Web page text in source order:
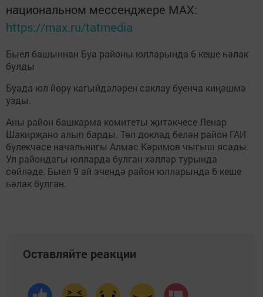
национальном мессенджере MАХ:
https://max.ru/tatmedia
Быел башыннан Буа районы юлларында 6 кеше һәлак
булды
Буада юл йөрү кагыйдәләрен саклау буенча киңәшмә
узды.
Аны район башкарма комитеты җитәкчесе Ленар
Шакирҗано алып барды. Төп доклад белән район ГАИ
бүлекчәсе начальнигы Алмас Кәримов чыгыш ясады.
Ул райондагы юлларда булган хәлләр турында
сөйләде. Быел 9 ай эчендә район юлларында 6 кеше
һәлак булган.
Оставляйте реакции